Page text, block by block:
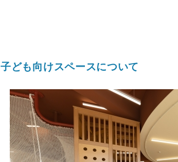
子ども向けスペースについて